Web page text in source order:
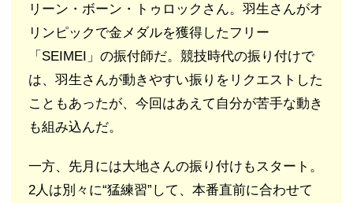
リーン・ボーン・トゥロックさん。羽生さんがオ
リンピックで金メダルを獲得したフリー
「SEIMEI」の振付師だ。競技時代の振り付けで
は、羽生さんが動きやすい振りをリクエストした
こともあったが、今回はあえて自分が苦手な動き
も組み込んだ。
一方、先月には大地さんの振り付けもスタート。
2人は別々に“猛練習”して、本番直前に合わせて